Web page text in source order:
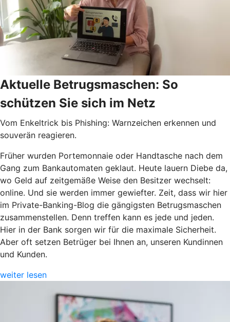
Aktuelle Betrugsmaschen: So
schützen Sie sich im Netz
Vom Enkeltrick bis Phishing: Warnzeichen erkennen und
souverän reagieren.
Früher wurden Portemonnaie oder Handtasche nach dem
Gang zum Bankautomaten geklaut. Heute lauern Diebe da,
wo Geld auf zeitgemäße Weise den Besitzer wechselt:
online. Und sie werden immer gewiefter. Zeit, dass wir hier
im Private-Banking-Blog die gängigsten Betrugsmaschen
zusammenstellen. Denn treffen kann es jede und jeden.
Hier in der Bank sorgen wir für die maximale Sicherheit.
Aber oft setzen Betrüger bei Ihnen an, unseren Kundinnen
und Kunden.
weiter lesen